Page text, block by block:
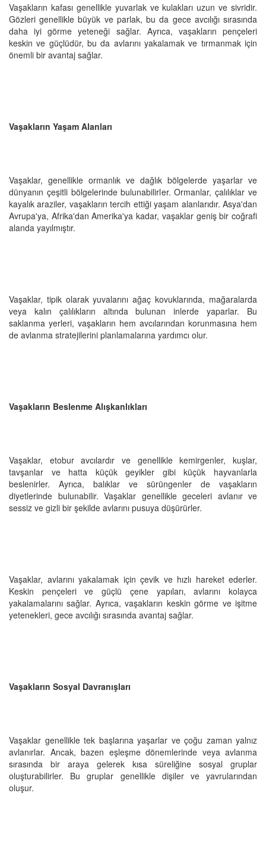
Vaşakların kafası genellikle yuvarlak ve kulakları uzun ve sivridir.
Gözleri genellikle büyük ve parlak, bu da gece avcılığı sırasında
daha iyi görme yeteneği sağlar. Ayrıca, vaşakların pençeleri
keskin ve güçlüdür, bu da avlarını yakalamak ve tırmanmak için
önemli bir avantaj sağlar.
Vaşakların Yaşam Alanları
Vaşaklar, genellikle ormanlık ve dağlık bölgelerde yaşarlar ve
dünyanın çeşitli bölgelerinde bulunabilirler. Ormanlar, çalılıklar ve
kayalık araziler, vaşakların tercih ettiği yaşam alanlarıdır. Asya'dan
Avrupa'ya, Afrika'dan Amerika'ya kadar, vaşaklar geniş bir coğrafi
alanda yayılmıştır.
Vaşaklar, tipik olarak yuvalarını ağaç kovuklarında, mağaralarda
veya kalın çalılıkların altında bulunan inlerde yaparlar. Bu
saklanma yerleri, vaşakların hem avcılarından korunmasına hem
de avlanma stratejilerini planlamalarına yardımcı olur.
Vaşakların Beslenme Alışkanlıkları
Vaşaklar, etobur avcılardır ve genellikle kemirgenler, kuşlar,
tavşanlar ve hatta küçük geyikler gibi küçük hayvanlarla
beslenirler. Ayrıca, balıklar ve sürüngenler de vaşakların
diyetlerinde bulunabilir. Vaşaklar genellikle geceleri avlanır ve
sessiz ve gizli bir şekilde avlarını pusuya düşürürler.
Vaşaklar, avlarını yakalamak için çevik ve hızlı hareket ederler.
Keskin pençeleri ve güçlü çene yapıları, avlarını kolayca
yakalamalarını sağlar. Ayrıca, vaşakların keskin görme ve işitme
yetenekleri, gece avcılığı sırasında avantaj sağlar.
Vaşakların Sosyal Davranışları
Vaşaklar genellikle tek başlarına yaşarlar ve çoğu zaman yalnız
avlanırlar. Ancak, bazen eşleşme dönemlerinde veya avlanma
sırasında bir araya gelerek kısa süreliğine sosyal gruplar
oluşturabilirler. Bu gruplar genellikle dişiler ve yavrularından
oluşur.